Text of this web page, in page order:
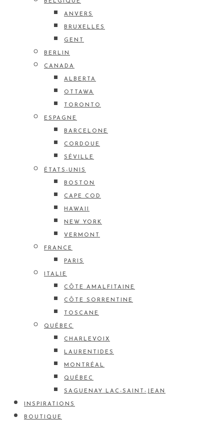
BELGIQUE
ANVERS
BRUXELLES
GENT
BERLIN
CANADA
ALBERTA
OTTAWA
TORONTO
ESPAGNE
BARCELONE
CORDOUE
SÉVILLE
ÉTATS-UNIS
BOSTON
CAPE COD
HAWAII
NEW YORK
VERMONT
FRANCE
PARIS
ITALIE
CÔTE AMALFITAINE
CÔTE SORRENTINE
TOSCANE
QUÉBEC
CHARLEVOIX
LAURENTIDES
MONTRÉAL
QUÉBEC
SAGUENAY LAC-SAINT-JEAN
INSPIRATIONS
BOUTIQUE